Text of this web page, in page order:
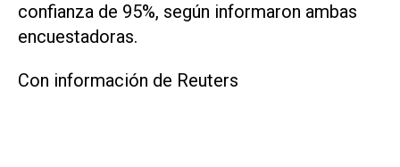
confianza de 95%, según informaron ambas
encuestadoras.
Con información de Reuters